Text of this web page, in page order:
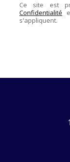
Ce site est
Confidentialité
s'appliquent.